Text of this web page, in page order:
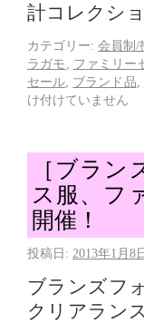
計コレクシ
カテゴリー: 会員制/
ラガモ
ファミリー
セール ブランド品
け付けていません
［ブラ
ス服、フ
開催！
投稿日: 2013年1月8
ブランズフ
クリアラン